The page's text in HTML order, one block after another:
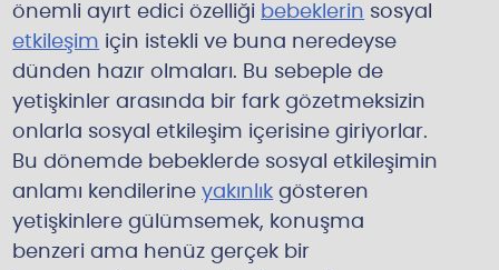
önemli ayırt edici özelliği bebeklerin sosyal
etkileşim için istekli ve buna neredeyse
dünden hazır olmaları. Bu sebeple de
yetişkinler arasında bir fark gözetmeksizin
onlarla sosyal etkileşim içerisine giriyorlar.
Bu dönemde bebeklerde sosyal etkileşimin
anlamı kendilerineyakınlık gösteren
yetişkinlere gülümsemek, konuşma
benzeri ama henüz gerçek bir